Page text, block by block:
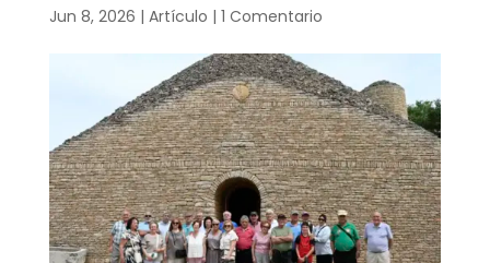
Jun 8, 2026 | Artículo | 1 Comentario